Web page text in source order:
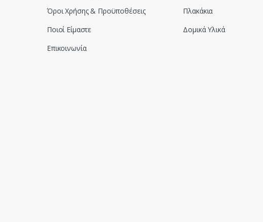
Όροι Χρήσης & Προϋποθέσεις
Ποιοί Είμαστε
Επικοινωνία
Πλακάκια
Δομικά Υλικά